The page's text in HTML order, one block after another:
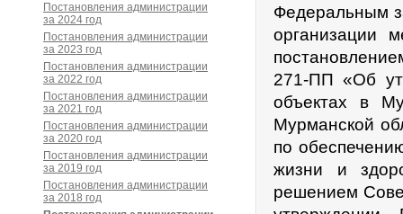
Федеральным
организации
271-ПП «Об
объектах в
Мурманской
по
жизни и
решением
Постановления администрации
за 2024 год
Постановления администрации
за 2023 год
Постановления администрации
за 2022 год
Постановления администрации
за 2021 год
Постановления администрации
за 2020 год
Постановления администрации
за 2019 год
Постановления администрации
за 2018 год